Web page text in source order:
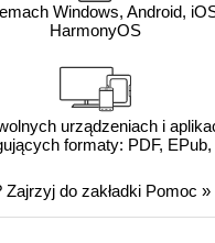
Windows, Android,
HarmonyOS
urządzeniach i
formaty: PDF,
do zakładki Pomoc »